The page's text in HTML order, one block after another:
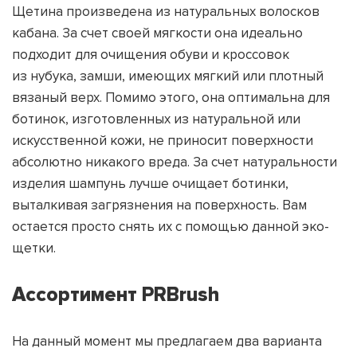
Щетина произведена из натуральных волосков
кабана. За счет своей мягкости она идеально
подходит для очищения обуви и кроссовок
из нубука, замши, имеющих мягкий или плотный
вязаный верх. Помимо этого, она оптимальна для
ботинок, изготовленных из натуральной или
искусственной кожи, не приносит поверхности
абсолютно никакого вреда. За счет натуральности
изделия шампунь лучше очищает ботинки,
выталкивая загрязнения на поверхность. Вам
остается просто снять их с помощью данной эко-
щетки.
Ассортимент PRBrush
На данный момент мы предлагаем два варианта